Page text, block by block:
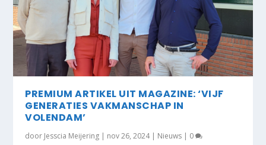
PREMIUM ARTIKEL UIT MAGAZINE: ‘VIJF
GENERATIES VAKMANSCHAP IN
VOLENDAM’
door Jesscia Meijering | nov 26, 2024| Nieuws | 0